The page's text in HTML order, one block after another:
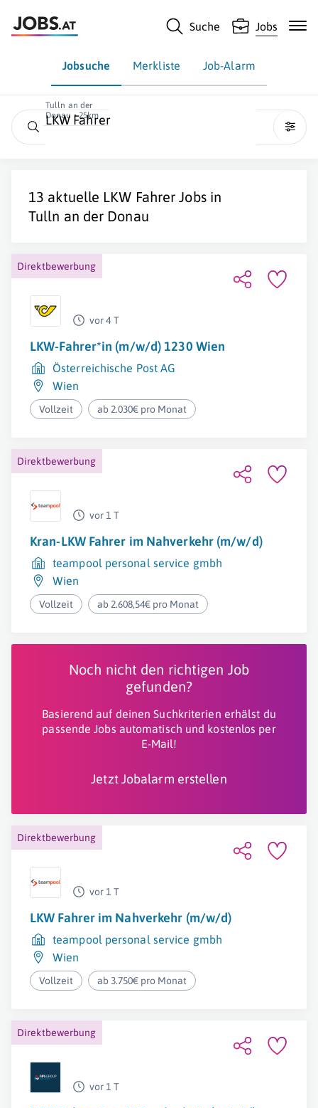
Suche Jobs
Jobsuche Merkliste Job-Alarm
Tulln an der
Donau • 25km
LKW Fahrer
13 aktuelle LKW Fahrer Jobs in
Tulln an der Donau
Direktbewerbung
vor 4 T
LKW-Fahrer*in (m/w/d) 1230 Wien
Österreichische Post AG
Wien
Vollzeit ab 2.030€ pro Monat
Direktbewerbung
vor 1 T
Kran-LKW Fahrer im Nahverkehr (m/w/d)
teampool personal service gmbh
Wien
Vollzeit ab 2.608,54€ pro Monat
Noch nicht den richtigen Job
gefunden?
Basierend auf deinen Suchkriterien erhälst du
passende Jobs automatisch und kostenlos per
E-Mail!
Jetzt Jobalarm erstellen
Direktbewerbung
vor 1 T
LKW Fahrer im Nahverkehr (m/w/d)
teampool personal service gmbh
Wien
Vollzeit ab 3.750€ pro Monat
Direktbewerbung
vor 1 T